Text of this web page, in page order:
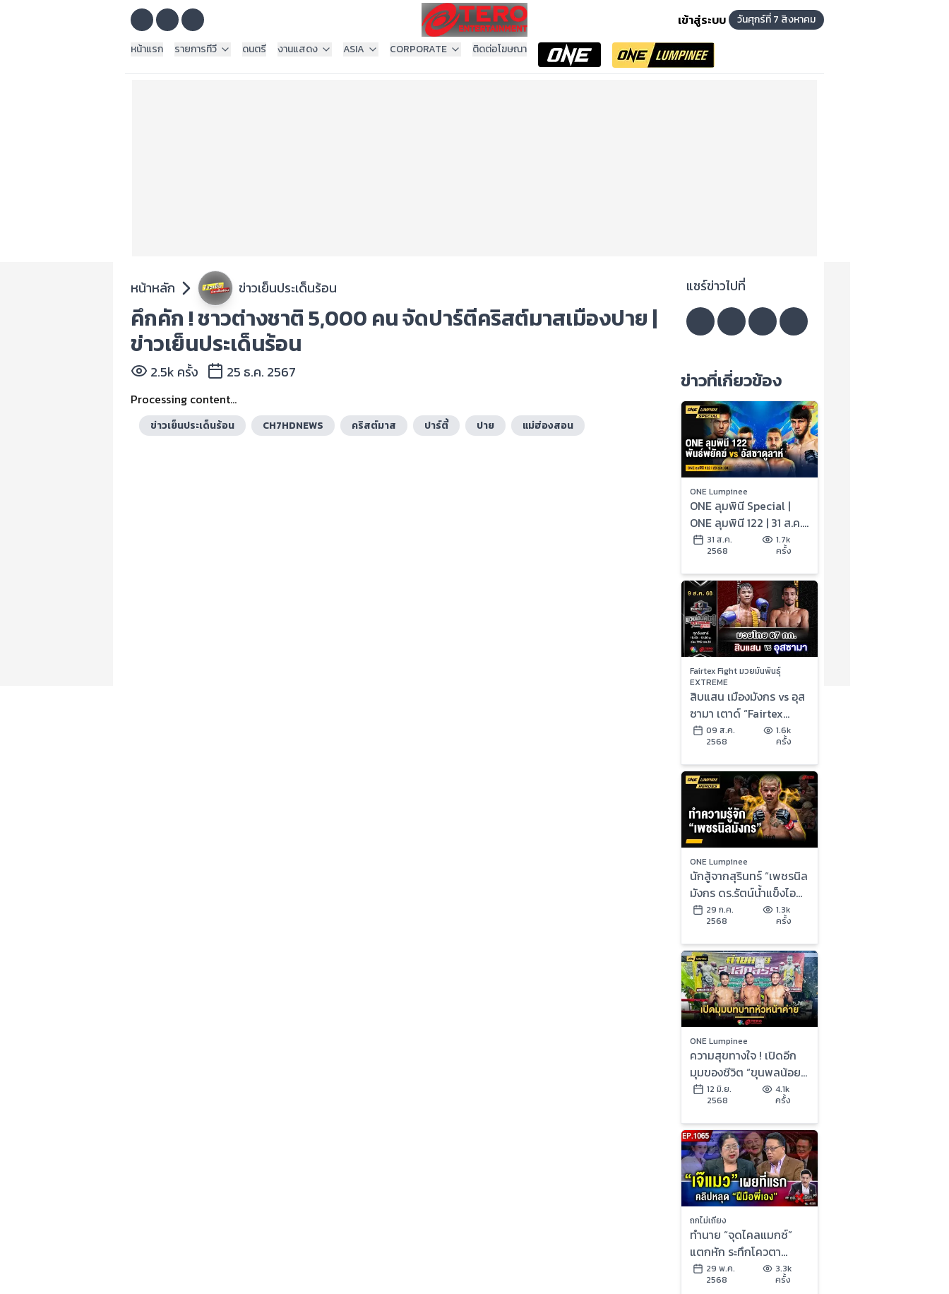
เข้าสู่ระบบ
วันศุกร์ที่ 7 สิงหาคม
หน้าแรก
รายการทีวี ดนตรี งานแสดง ASIA CORPORATE ติดต่อโฆษณา
หน้าหลัก ข่าวเย็นประเด็นร้อน
คึกคัก ! ชาวต่างชาติ 5,000 คน จัดปาร์ตีคริสต์มาสเมืองปาย |
ข่าวเย็นประเด็นร้อน
2.5k ครั้ง 25 ธ.ค. 2567
Processing content...
ข่าวเย็นประเด็นร้อน CH7HDNEWS คริสต์มาส ปาร์ตี้ ปาย แม่ฮ่องสอน
แชร์ข่าวไปที่
ข่าวที่เกี่ยวข้อง
ONE Lumpinee
ONE ลุมพินี Special |
ONE ลุมพินี 122 | 31 ส.ค.
2568 | Ch7HD
31 ส.ค.
2568
1.7k
ครั้ง
Fairtex Fight มวยมันพันธุ์
EXTREME
สิบแสน เมืองมังกร vs อุส
ซามา เตาด์ “Fairtex
Fight มวยมันพันธุ์
EXTREME” (9 ส.ค.68)
09 ส.ค.
2568
1.6k
ครั้ง
ONE Lumpinee
นักสู้จากสุรินทร์ “เพชรนิล
มังกร ดร.รัตน์น้ำแข็งไอซ์
แลนด์” | ONE ลุมพินี
Heroes | 29 ก.ค. 68 |
Ch7HD
29 ก.ค.
2568
1.3k
ครั้ง
ONE Lumpinee
ความสุขทางใจ ! เปิดอีก
มุมของชีวิต “ขุนพลน้อย”
กับบทบาทหัวหน้าค่าย
ส.เสกสรร
12 มิ.ย.
2568
4.1k
ครั้ง
ถกไม่เถียง
ทำนาย “จุดไคลแมกซ์”
แตกหัก ระทึกโควตา
“ครม.” ส่อ “อัปเปหิ” พ้น
รัฐบาล ?
29 พ.ค.
2568
3.3k
ครั้ง